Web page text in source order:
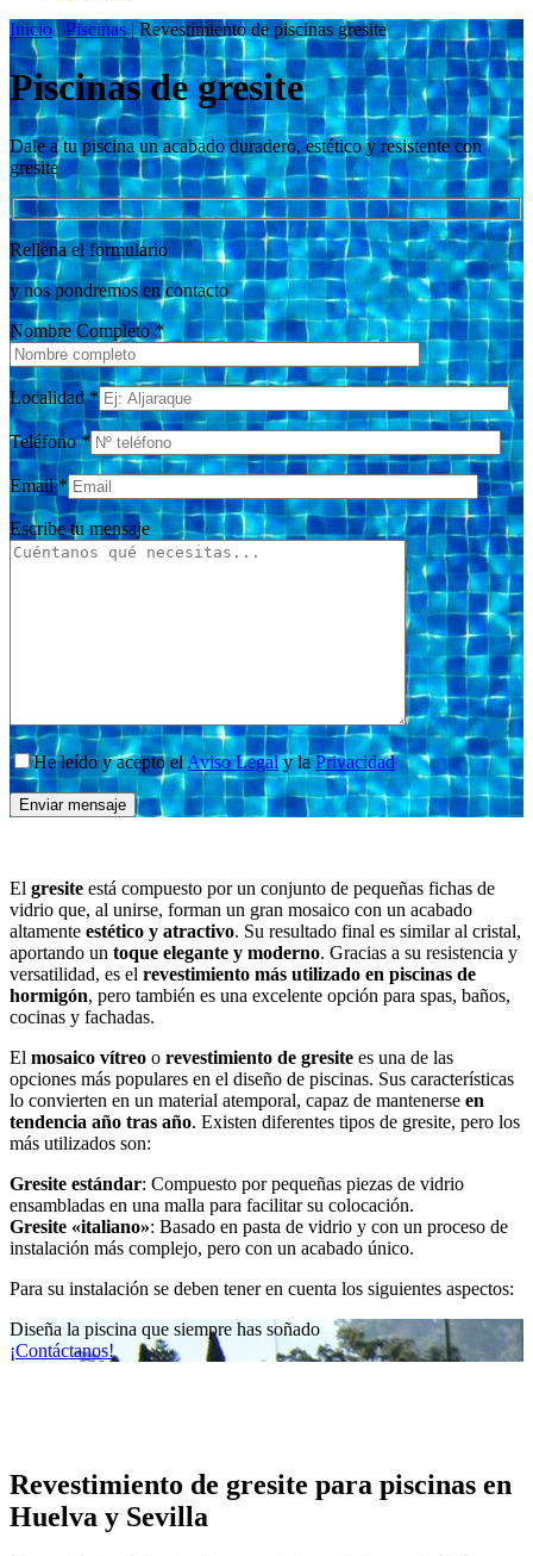
Inicio| Piscinas|Revestimiento de piscinas gresite
Piscinas de gresite
Dale a tu piscina un acabado duradero, estético y resistente con
gresite
Rellena el formulario
y nos pondremos en contacto
Nombre Completo *
Localidad *
Teléfono *
Email *
Escribe tu mensaje
He leído y acepto elAviso Legaly laPrivacidad
El gresite está compuesto por un conjunto de pequeñas fichas de
vidrio que, al unirse, forman un gran mosaico con un acabado
altamente estético y atractivo. Su resultado final es similar al cristal,
aportando un toque elegante y moderno. Gracias a su resistencia y
versatilidad, es el revestimiento más utilizado en piscinas de
hormigón, pero también es una excelente opción para spas, baños,
cocinas y fachadas.
El mosaico vítreo o revestimiento de gresite es una de las
opciones más populares en el diseño de piscinas. Sus características
lo convierten en un material atemporal, capaz de mantenerse en
tendencia año tras año. Existen diferentes tipos de gresite, pero los
más utilizados son:
Gresite estándar: Compuesto por pequeñas piezas de vidrio
ensambladas en una malla para facilitar su colocación.
Gresite «italiano»: Basado en pasta de vidrio y con un proceso de
instalación más complejo, pero con un acabado único.
Para su instalación se deben tener en cuenta los siguientes aspectos:
Diseña la piscina que siempre has soñado
¡Contáctanos!
Revestimiento de gresite para piscinas en
Huelva y Sevilla